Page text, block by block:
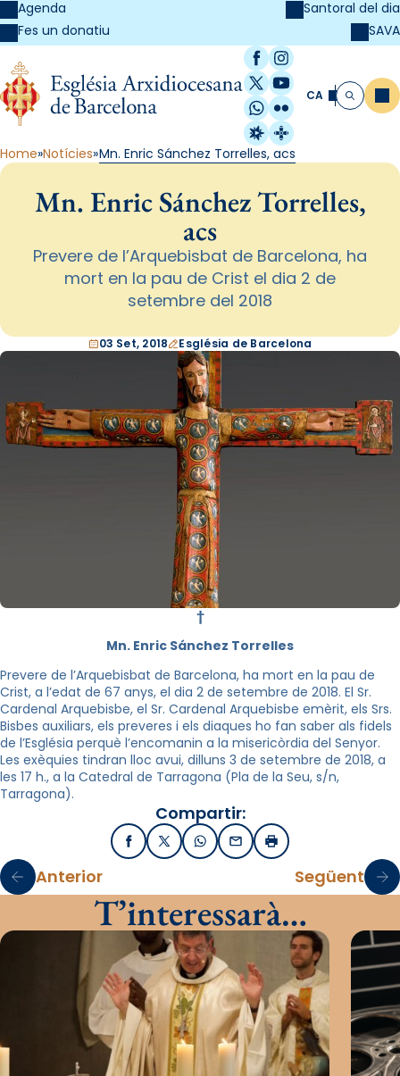
Agenda
Fes un donatiu
Santoral del dia
SAVA
Facebook
Instagram
X / Twitter
YouTube
WhatsApp
Flickr
Radio Estel
Catalunya
CA Cerca
Home Notícies Mn. Enric Sánchez Torrelles, acs
Mn. Enric Sánchez Torrelles,
acs
Prevere de l’Arquebisbat de Barcelona, ha
mort en la pau de Crist el dia 2 de
setembre del 2018
03 Set, 2018 Església de Barcelona
†
Mn. Enric Sánchez Torrelles
Prevere de l’Arquebisbat de Barcelona, ha mort en la pau de
Crist, a l’edat de 67 anys, el dia 2 de setembre de 2018. El Sr.
Cardenal Arquebisbe, el Sr. Cardenal Arquebisbe emèrit, els Srs.
Bisbes auxiliars, els preveres i els diaques ho fan saber als fidels
de l’Església perquè l’encomanin a la misericòrdia del Senyor.
Les exèquies tindran lloc avui, dilluns 3 de setembre de 2018, a
les 17 h., a la Catedral de Tarragona (Pla de la Seu, s/n,
Tarragona).
Compartir:
FacebookX / TwitterWhatsApp
EmailImprimir
Anterior Següent
T’interessarà…